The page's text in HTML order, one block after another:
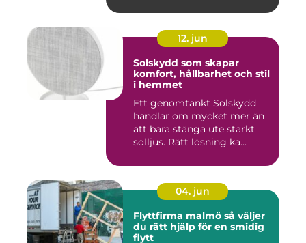
12. jun
Solskydd som skapar
komfort, hållbarhet och stil
i hemmet
Ett genomtänkt Solskydd
handlar om mycket mer än
att bara stänga ute starkt
solljus. Rätt lösning ka...
04. jun
Flyttfirma malmö så väljer
du rätt hjälp för en smidig
flytt